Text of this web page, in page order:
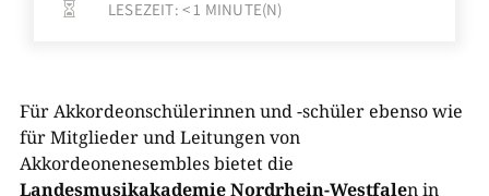
 LESEZEIT: < 1 MINUTE(N)
Für Akkordeonschülerinnen und -schüler ebenso wie
für Mitglieder und Leitungen von
Akkordeonenesembles bietet die
Landesmusikakademie Nordrhein-Westfalen in